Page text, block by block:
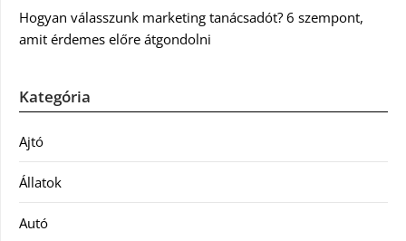
Hogyan válasszunk marketing tanácsadót? 6 szempont,
amit érdemes előre átgondolni
Kategória
Ajtó
Állatok
Autó